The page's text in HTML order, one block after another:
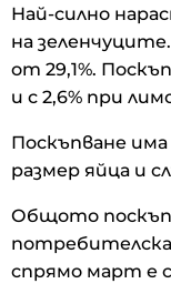
Най-силно
на
от 29,1%.
и с 2,6% при
Поскъпване
размер яйца и
Общото
спрямо март е с